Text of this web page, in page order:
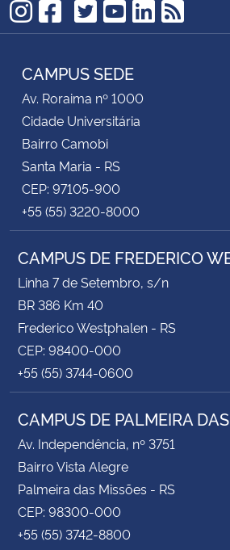
Instagram
Facebook
TikTok
Twitter
YouTube
RSS
CAMPUS SEDE
Av. Roraima nº 1000
Cidade Universitária
Bairro Camobi
Santa Maria - RS
CEP: 97105-900
+55 (55) 3220-8000
CAMPUS DE FREDERICO
Linha 7 de Setembro, s/n
BR 386 Km 40
Frederico Westphalen - RS
CEP: 98400-000
+55 (55) 3744-0600
CAMPUS DE PALMEIRA
Av. Independência, nº 3751
Bairro Vista Alegre
Palmeira das Missões - RS
CEP: 98300-000
+55 (55) 3742-8800